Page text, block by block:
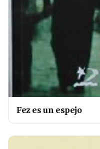
Fez es un espejo